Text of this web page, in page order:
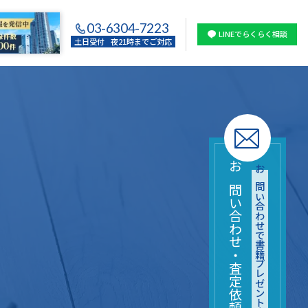
03-6304-7223
土日受付 夜21時までご対応
LINEでらくらく相談
お問い合わせで書籍プレゼント中
お問い合わせ・査定依頼はこちら